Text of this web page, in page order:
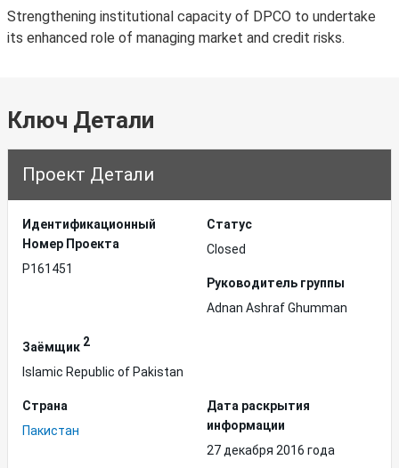
Strengthening institutional capacity of DPCO to undertake
its enhanced role of managing market and credit risks.
Ключ Детали
Проект Детали
Идентификационный
Hомер Проекта
P161451
Статус
Closed
Руководитель группы
Adnan Ashraf Ghumman
Заёмщик 2
Islamic Republic of Pakistan
Страна
Пакистан
Дата раскрытия
информации
27 декабря 2016 года